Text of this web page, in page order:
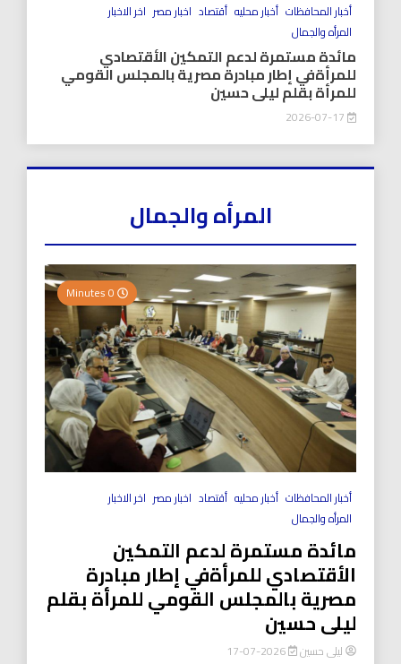
أخبار المحافظات أخبار محليه أقتصاد اخبار مصر اخر الاخبار
المرأه والجمال
مائدة مستمرة لدعم التمكين الأقتصادي
للمرأةفي إطار مبادرة مصرية بالمجلس القومي
للمرأة بقلم ليلى حسين
المرأه والجمال
أخبار المحافظات أخبار محليه أقتصاد اخبار مصر اخر الاخبار
المرأه والجمال
مائدة مستمرة لدعم التمكين
الأقتصادي للمرأةفي إطار مبادرة
مصرية بالمجلس القومي للمرأة بقلم
ليلى حسين
ليلى حسين 2026-07-17